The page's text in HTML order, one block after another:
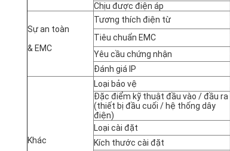
Chịu được điện áp
Sự an toàn
& EMC
Tương thích điện từ
Tiêu chuẩn EMC
Yêu cầu chứng nhận
Đánh giá IP
Khác
Loại bảo vệ
Đặc điểm kỹ thuật đầu vào / đầu ra
(thiết bị đầu cuối / hệ thống dây
điện)
Loại cài đặt
Kích thước cài đặt